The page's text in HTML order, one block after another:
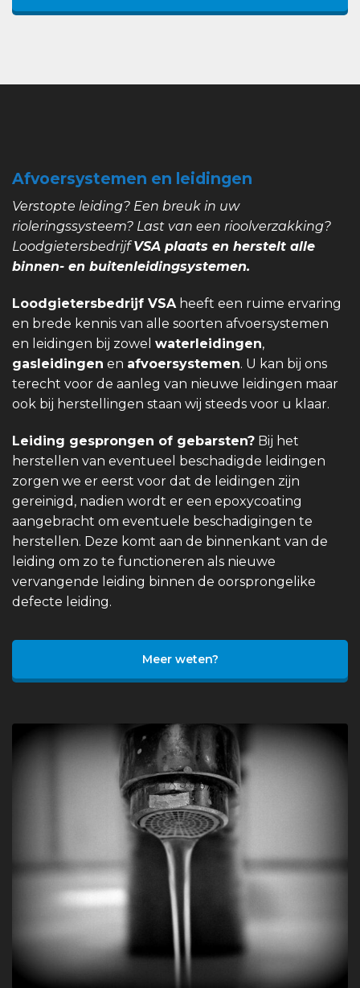
Afvoersystemen en leidingen
Verstopte leiding? Een breuk in uw
rioleringssysteem? Last van een rioolverzakking?
LoodgietersbedrijfVSA plaats en herstelt alle
binnen- en buitenleidingsystemen.
Loodgietersbedrijf VSA heeft een ruime ervaring
en brede kennis van alle soorten afvoersystemen
en leidingen bij zowel waterleidingen,
gasleidingen en afvoersystemen. U kan bij ons
terecht voor de aanleg van nieuwe leidingen maar
ook bij herstellingen staan wij steeds voor u klaar.
Leiding gesprongen of gebarsten? Bij het
herstellen van eventueel beschadigde leidingen
zorgen we er eerst voor dat de leidingen zijn
gereinigd, nadien wordt er een epoxycoating
aangebracht om eventuele beschadigingen te
herstellen. Deze komt aan de binnenkant van de
leiding om zo te functioneren als nieuwe
vervangende leiding binnen de oorsprongelike
defecte leiding.
Meer weten?